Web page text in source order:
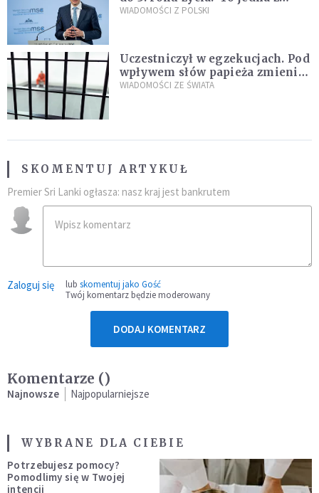
propozycji programu "Rozwój
WIADOMOŚCI Z POLSKI
Uczestniczył w egzekucjach. Pod
wpływem słów papieża zmienił
zdanie
WIADOMOŚCI ZE ŚWIATA
SKOMENTUJ ARTYKUŁ
Premier Sri Lanki ogłasza: nasz kraj jest bankrutem
Zaloguj się lub skomentuj jako Gość
Twój komentarz będzie moderowany
DODAJ KOMENTARZ
Komentarze ()
Najnowsze Najpopularniejsze
WYBRANE DLA CIEBIE
Potrzebujesz pomocy?
Pomodlimy się w Twojej
intencji